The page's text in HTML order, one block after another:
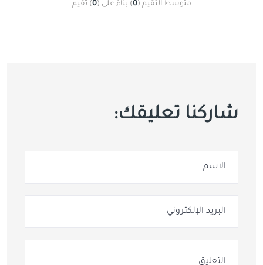
متوسط التقيم (
0
) بناءً على (
0
) تقيم
شاركنا تعليقك: